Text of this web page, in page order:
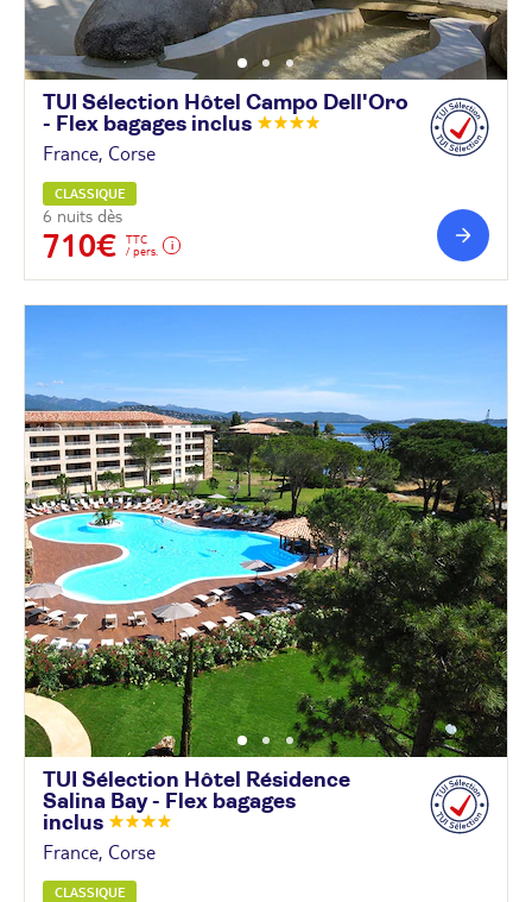
TUI Sélection Hôtel Campo Dell'Oro
- Flex bagages inclus
France, Corse
CLASSIQUE
6 nuits dès
710€
TTC
/ pers.
TUI Sélection Hôtel Résidence
Salina Bay - Flex bagages
inclus
France, Corse
CLASSIQUE